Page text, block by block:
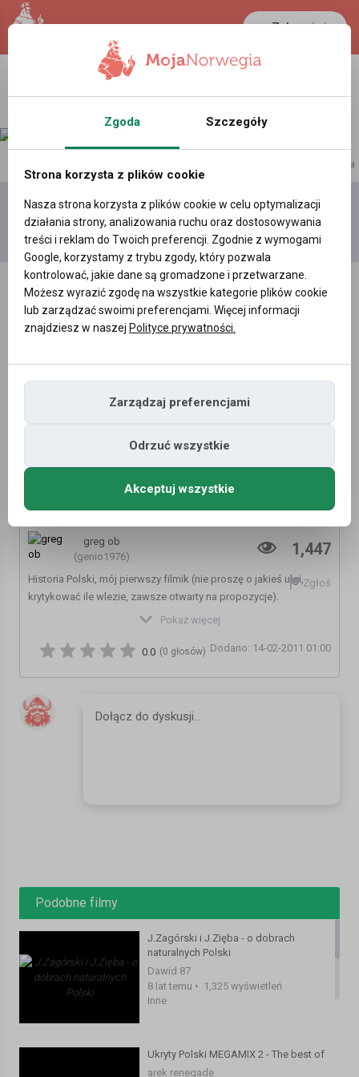
Zaloguj się
reklama
Dodaj
film
Moje
filmy
Wszystkie
Historia Polski - część druga z dwóch 2/2
greg ob
(genio1976)
1,447
Zgłoś
Historia Polski, mój pierwszy filmik (nie proszę o jakieś ulgi,
krytykować ile wlezie, zawsze otwarty na propozycje).
Ps. Przepraszam za ten czerwony napis na dole filmu, ale to ze
Kategoria: Inne
Pokaż więcej
Dodano: 14-02-2011 01:00
(0 głosów)
0.0
Podobne filmy
J.Zagórski i J.Zięba - o dobrach
naturalnych Polski
Dawid 87
8 lat temu • 1,325 wyświetleń
Inne
Ukryty Polski MEGAMIX 2 - The best of
arek renegade
Zgoda Szczegóły
Strona korzysta z plików cookie
Nasza strona korzysta z plików cookie w celu optymalizacji
działania strony, analizowania ruchu oraz dostosowywania
treści i reklam do Twoich preferencji. Zgodnie z wymogami
Google, korzystamy z trybu zgody, który pozwala
kontrolować, jakie dane są gromadzone i przetwarzane.
Możesz wyrazić zgodę na wszystkie kategorie plików cookie
lub zarządzać swoimi preferencjami. Więcej informacji
znajdziesz w naszej Polityce prywatności.
Zarządzaj preferencjami
Odrzuć wszystkie
Akceptuj wszystkie